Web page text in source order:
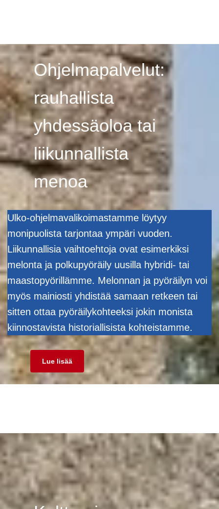
Ohjelmapalvelut:
rauhallista
yhdessäoloa tai
liikunnallista
menoa
Ulko-ohjelmavalikoimastamme löytyy
monipuolista tarjontaa ympäri vuoden.
Liikunnallisia vaihtoehtoja ovat esimerkiksi
melonta ja polkupyöräily uusilla hybridi- tai
maastopyörillämme. Melonnan ja pyöräilyn voi
myös mainiosti yhdistää samaan retkeen tai
sitten ottaa pyöräilykohteeksi jokin monista
kiinnostavista historiallisista kohteistamme.
Lue lisää